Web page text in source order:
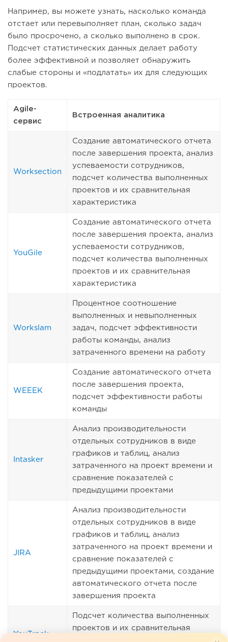
Например, вы можете узнать, насколько команда
отстает или перевыполняет план, сколько задач
было просрочено, а сколько выполнено в срок.
Подсчет статистических данных делает работу
более эффективной и позволяет обнаружить
слабые стороны и «подлатать» их для следующих
проектов.
Agile-
сервис
Встроенная аналитика
Worksection
Создание автоматического отчета
после завершения проекта, анализ
успеваемости сотрудников,
подсчет количества выполненных
проектов и их сравнительная
характеристика
YouGile
Создание автоматического отчета
после завершения проекта, анализ
успеваемости сотрудников,
подсчет количества выполненных
проектов и их сравнительная
характеристика
Workslam
Процентное соотношение
выполненных и невыполненных
задач, подсчет эффективности
работы команды, анализ
затраченного времени на работу
WEEEK
Создание автоматического отчета
после завершения проекта,
подсчет эффективности работы
команды
Intasker
Анализ производительности
отдельных сотрудников в виде
графиков и таблиц, анализ
затраченного на проект времени и
сравнение показателей с
предыдущими проектами
JIRA
Анализ производительности
отдельных сотрудников в виде
графиков и таблиц, анализ
затраченного на проект времени и
сравнение показателей с
предыдущими проектами, создание
автоматического отчета после
завершения проекта
YouTrack
Подсчет количества выполненных
проектов и их сравнительная